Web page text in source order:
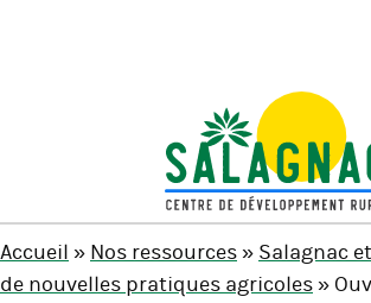
SALAGNAC
Accueil » Nos ressources» Salagnac
de nouvelles pratiques agricoles»